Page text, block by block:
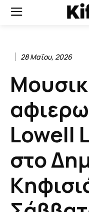
28 Μαΐου, 2026
Lowell
στο